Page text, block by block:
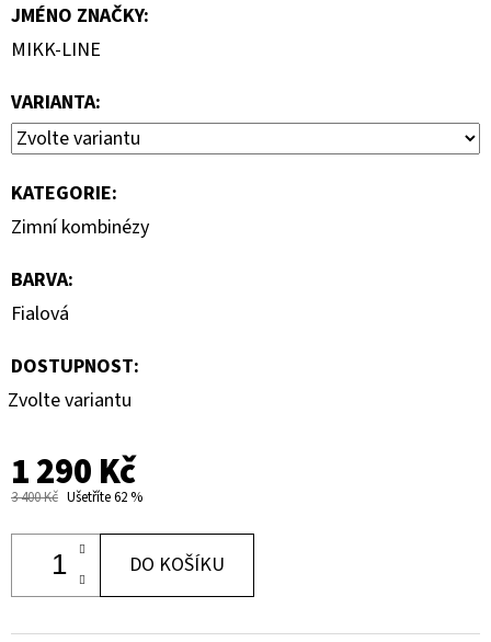
JMÉNO ZNAČKY:
MIKK-LINE
VARIANTA:
KATEGORIE:
Zimní kombinézy
BARVA:
Fialová
DOSTUPNOST:
Zvolte variantu
1 290 Kč
3 400 Kč Ušetříte 62 %
DO KOŠÍKU